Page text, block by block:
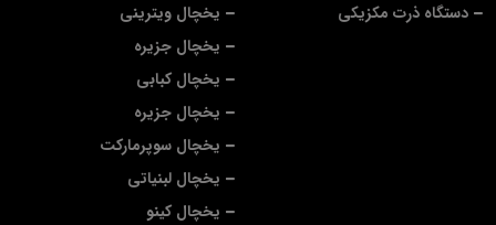
یخچال ویترینی
یخچال جزیره
یخچال کبابی
یخچال جزیره
یخچال سوپرمارکت
یخچال لبنیاتی
یخچال کینو
دستگاه ذرت مکزیکی